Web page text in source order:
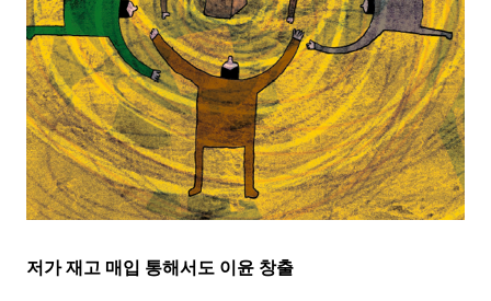
저가 재고 매입 통해서도 이윤 창출